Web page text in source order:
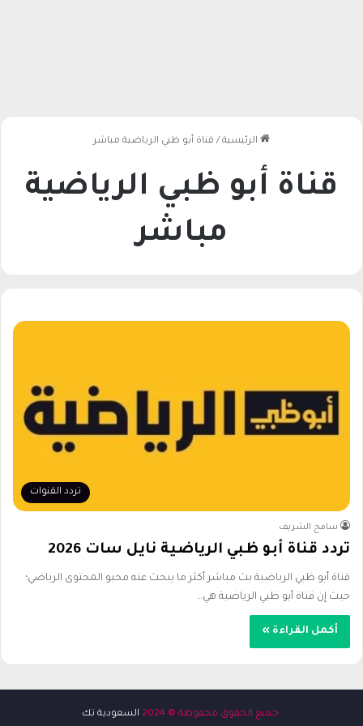
الرئيسية / قناة أبو ظبي الرياضية مباشر
قناة أبو ظبي الرياضية
مباشر
تردد القنوات
سامح الشريف
تردد قناة أبو ظبي الرياضية نايل سات 2026
قناة أبو ظبي الرياضية بث مباشر أكثر ما يبحث عنه محبو المحتوى الرياضي؛
حيث إن قناة أبو ظبي الرياضية هي…
أكمل القراءة »
:جميع الحقوق محفوظة © 2024 السعودية تك